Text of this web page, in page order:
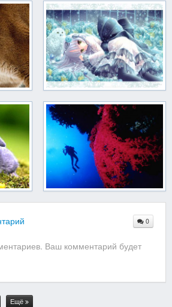
0
Ваш комментарий будет
Ещё